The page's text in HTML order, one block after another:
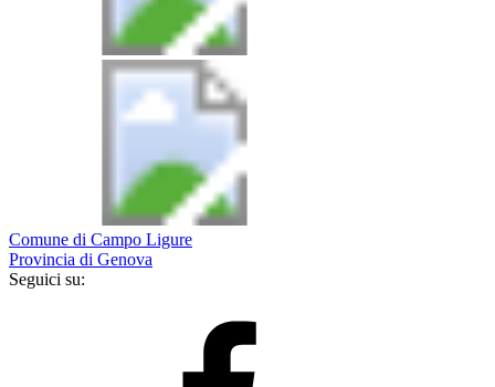
Comune di Campo Ligure
Provincia di Genova
Seguici su: